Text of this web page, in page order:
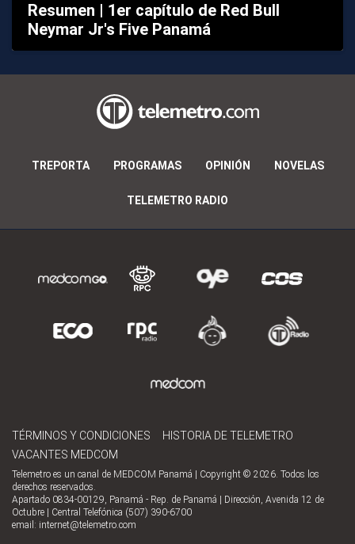
Resumen | 1er capítulo de Red Bull
Neymar Jr's Five Panamá
TREPORTA PROGRAMAS OPINIÓN NOVELAS
TELEMETRO RADIO
TÉRMINOS Y CONDICIONES
HISTORIA DE TELEMETRO
VACANTES MEDCOM
Telemetro es un canal de MEDCOM Panamá | Copyright © 2026. Todos los
derechos reservados.
Apartado 0834-00129, Panamá - Rep. de Panamá | Dirección, Avenida 12 de
Octubre | Central Telefónica (507) 390-6700
email: internet@telemetro.com